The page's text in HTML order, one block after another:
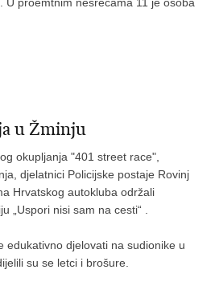
u Žminju
okupljanja "401 street race",
djelatnici Policijske postaje Rovinj
Hrvatskog autokluba održali
„Uspori nisi sam na cesti“ .
edukativno djelovati na sudionike u
su se letci i brošure.